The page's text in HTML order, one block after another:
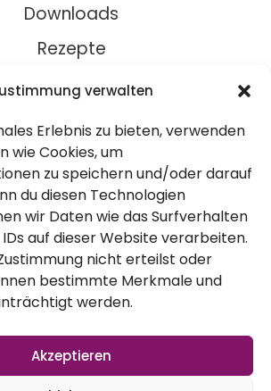
verwalten
Erlebnis zu bieten, verwenden
wie Cookies, um
zu speichern und/oder darauf
du diesen Technologien
wir Daten wie das Surfverhalten
auf dieser Website verarbeiten.
nicht erteilst oder
bestimmte Merkmale und
werden.
Akzeptieren
Downloads
Rezepte
Über Uns
Kontakt
Impressum
Datenschutz
AGB
Widerruf